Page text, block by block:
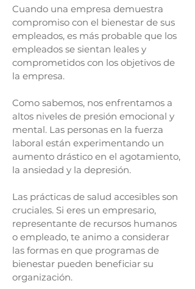
Cuando una empresa demuestra
compromiso con el bienestar de sus
empleados, es más probable que los
empleados se sientan leales y
comprometidos con los objetivos de
la empresa.
Como sabemos, nos enfrentamos a
altos niveles de presión emocional y
mental. Las personas en la fuerza
laboral están experimentando un
aumento drástico en el agotamiento,
la ansiedad y la depresión.
Las prácticas de salud accesibles son
cruciales. Si eres un empresario,
representante de recursos humanos
o empleado, te animo a considerar
las formas en que programas de
bienestar pueden beneficiar su
organización.